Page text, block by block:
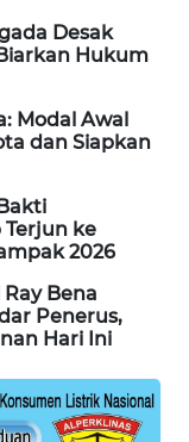
Desak
Hukum
Modal Awal
dan Siapkan
Terjun ke
2026
Bena
Penerus,
Hari Ini